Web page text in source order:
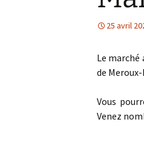
25 avril
Le marché
de
Vous
Venez